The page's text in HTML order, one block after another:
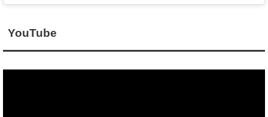
YouTube